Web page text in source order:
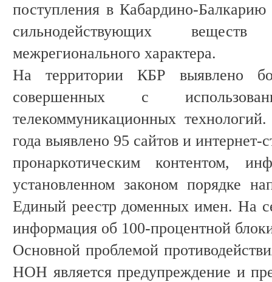
поступления в Кабардино-Балкарию
сильнодействующих
межрегионального характера.
На территории КБР выявлено
совершенных с
телекоммуникационных
года выявлено 95 сайтов и
пронаркотическим контентом,
установленном законом порядке
Единый реестр доменных имен. На
информация об 100-процентной
Основной проблемой
НОН является предупреждение и